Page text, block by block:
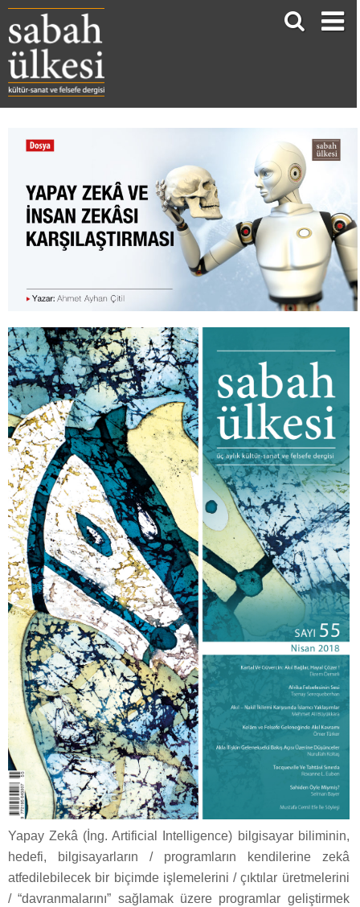
Yapay Zekâ (İng. Artificial Intelligence) bilgisayar biliminin,
hedefi, bilgisayarların / programların kendilerine zekâ
atfedilebilecek bir biçimde işlemelerini / çıktılar üretmelerini
/ “davranmalarını” sağlamak üzere programlar geliştirmek